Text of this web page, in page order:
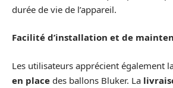
durée de vie de l’appareil.
Facilité d’installation et de
Les utilisateurs apprécient également
en place des ballons Bluker. La